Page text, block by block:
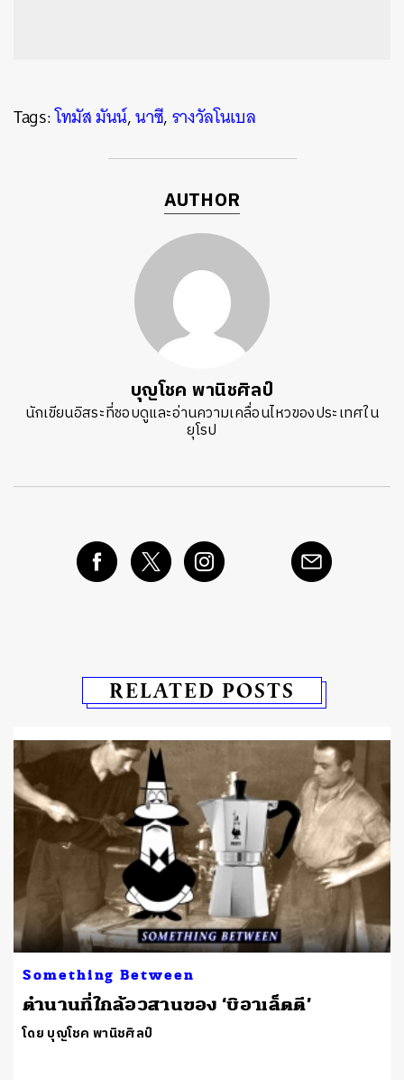
Tags:โทมัส มันน์,นาซี,รางวัลโนเบล
AUTHOR
บุญโชค พานิชศิลป์
นักเขียนอิสระที่ชอบดูและอ่านความเคลื่อนไหวของประเทศใน
ยุโรป
RELATED POSTS
Something Between
ตำนานที่ใกล้อวสานของ ‘บิอาเล็ตตี’
โดย บุญโชค พานิชศิลป์